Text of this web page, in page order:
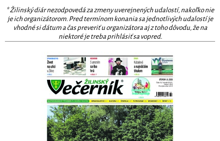
* Žilinský diár nezodpovedá za zmeny uverejnených udalostí, nakoľko nie
je ich organizátorom. Pred termínom konania sa jednotlivých udalostí je
vhodné si dátum a čas preveriť u organizátora aj z toho dôvodu, že na
niektoré je treba prihlásiť sa vopred.